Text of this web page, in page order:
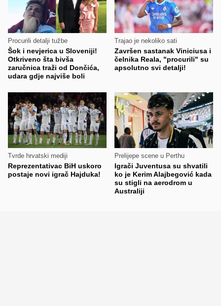
Procurili detalji tužbe
Šok i nevjerica u Sloveniji!
Otkriveno šta bivša
zaručnica traži od Dončića,
udara gdje najviše boli
Trajao je nekoliko sati
Završen sastanak Viniciusa i
čelnika Reala, "procurili" su
apsolutno svi detalji!
Tvrde hrvatski mediji
Reprezentativac BiH uskoro
postaje novi igrač Hajduka!
Prelijepe scene u Perthu
Igrači Juventusa su shvatili
ko je Kerim Alajbegović kada
su stigli na aerodrom u
Australiji